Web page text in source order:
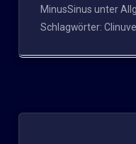
MinusSinus unter
Schlagwörter: